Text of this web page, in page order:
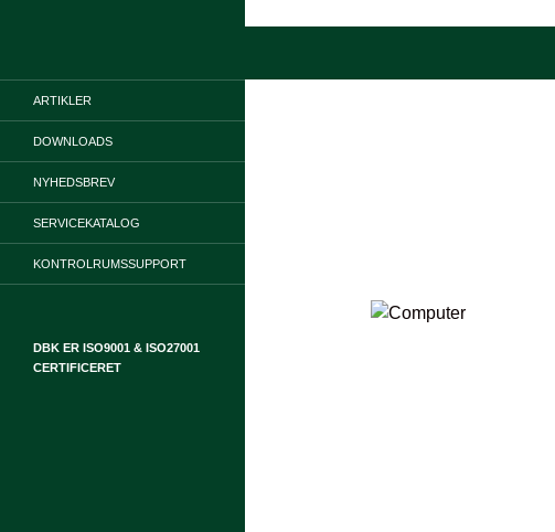
ARTIKLER
DOWNLOADS
NYHEDSBREV
SERVICEKATALOG
KONTROLRUMSSUPPORT
DBK ER ISO9001 & ISO27001
CERTIFICERET